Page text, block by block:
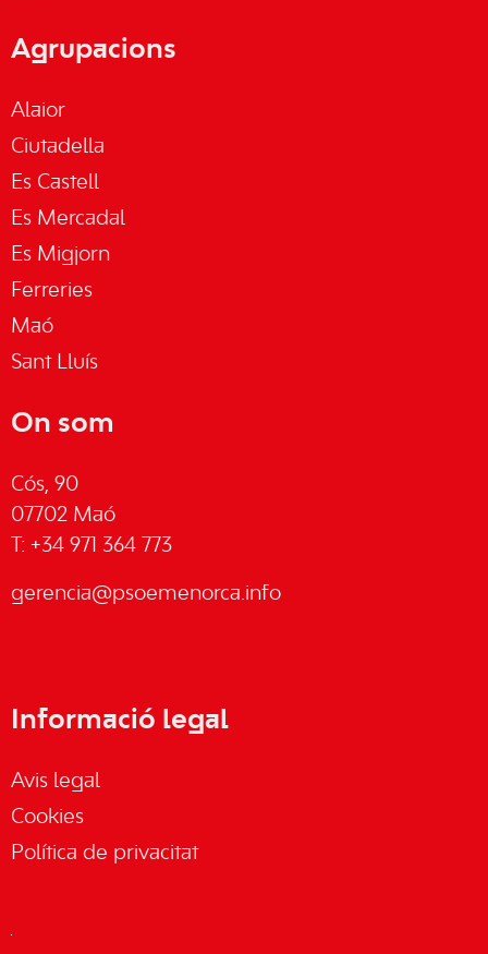
Agrupacions
Alaior
Ciutadella
Es Castell
Es Mercadal
Es Migjorn
Ferreries
Maó
Sant Lluís
On som
Cós, 90
07702 Maó
T: +34 971 364 773
gerencia@psoemenorca.info
Informació legal
Avis legal
Cookies
Política de privacitat